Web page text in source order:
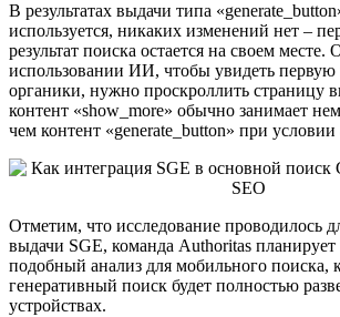
В результатах выдачи типа
используется, никаких изменений нет –
результат поиска остается на своем месте.
использовании ИИ, чтобы увидеть
органики, нужно проскроллить страницу
контент «show_more» обычно занимает
чем контент «generate_button» при
Отметим, что исследование проводилось
выдачи SGE, команда Authoritas планирует
подобный анализ для мобильного поиска,
генеративный поиск будет полностью
устройствах.